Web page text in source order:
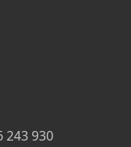
243 930